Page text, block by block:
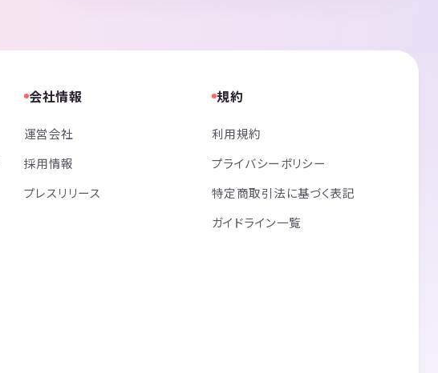
会社情報
運営会社
採用情報
プレスリリース
規約
利用規約
プライバシーポリシー
特定商取引法に基づく表記
ガイドライン一覧